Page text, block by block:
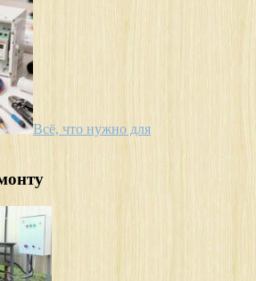
Всё, что нужно для